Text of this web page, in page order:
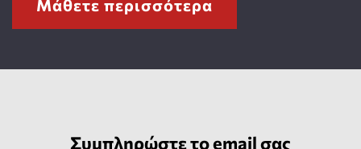
Μάθετε περισσότερα
Συμπληρώστε το email σας